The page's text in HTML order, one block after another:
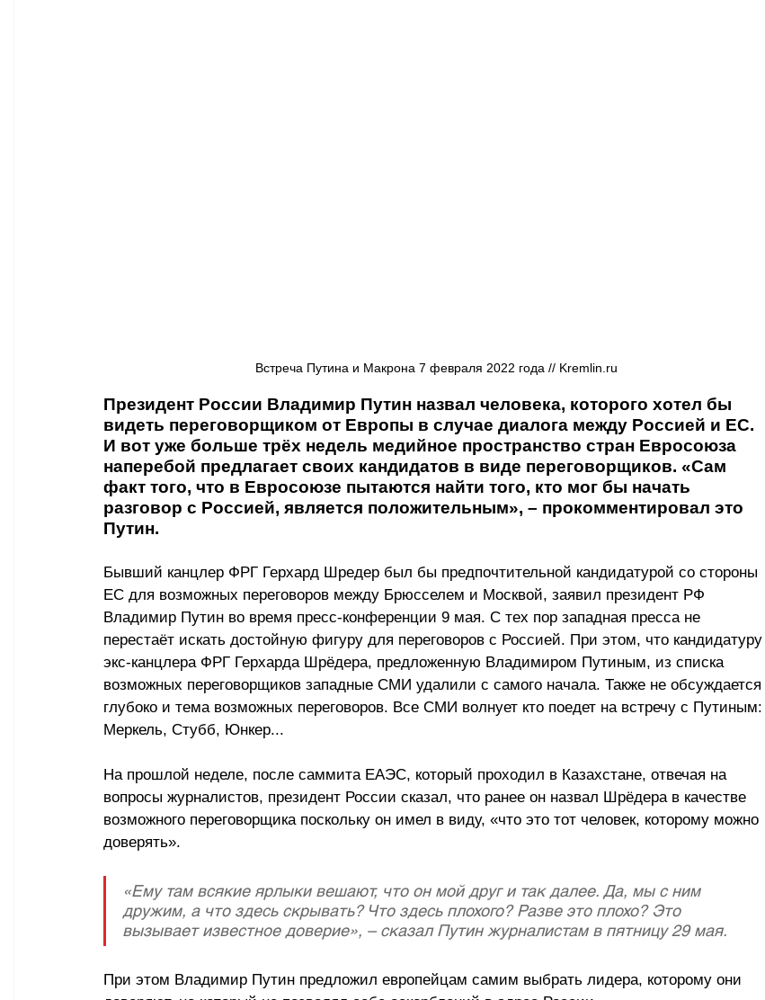
Встреча Путина и Макрона 7 февраля 2022 года // Kremlin.ru
Президент России Владимир Путин назвал человека, которого хотел бы
видеть переговорщиком от Европы в случае диалога между Россией и ЕС.
И вот уже больше трёх недель медийное пространство стран Евросоюза
наперебой предлагает своих кандидатов в виде переговорщиков. «Сам
факт того, что в Евросоюзе пытаются найти того, кто мог бы начать
разговор с Россией, является положительным», – прокомментировал это
Путин.
Бывший канцлер ФРГ Герхард Шредер был бы предпочтительной кандидатурой со стороны
ЕС для возможных переговоров между Брюсселем и Москвой, заявил президент РФ
Владимир Путин во время пресс-конференции 9 мая. С тех пор западная пресса не
перестаёт искать достойную фигуру для переговоров с Россией. При этом, что кандидатуру
экс-канцлера ФРГ Герхарда Шрёдера, предложенную Владимиром Путиным, из списка
возможных переговорщиков западные СМИ удалили с самого начала. Также не обсуждается
глубоко и тема возможных переговоров. Все СМИ волнует кто поедет на встречу с Путиным:
Меркель, Стубб, Юнкер...
На прошлой неделе, после саммита ЕАЭС, который проходил в Казахстане, отвечая на
вопросы журналистов, президент России сказал, что ранее он назвал Шрёдера в качестве
возможного переговорщика поскольку он имел в виду, «что это тот человек, которому можно
доверять».
«Ему там всякие ярлыки вешают, что он мой друг и так далее. Да, мы с ним
дружим, а что здесь скрывать? Что здесь плохого? Разве это плохо? Это
вызывает известное доверие», – сказал Путин журналистам в пятницу 29 мая.
При этом Владимир Путин предложил европейцам самим выбрать лидера, которому они